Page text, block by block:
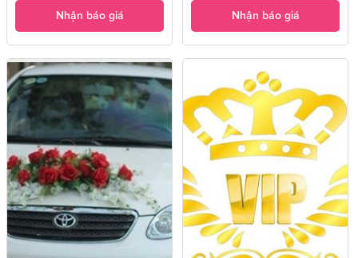
Nhận báo giá Nhận báo giá